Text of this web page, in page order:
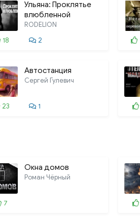
Ульяна: Проклятье
влюбленной
RODELION
18
2
Автостанция
Сергей Гулевич
23 1
Окна домов
Роман Чёрный
7